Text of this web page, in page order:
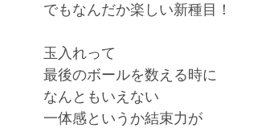
でもなんだか楽しい新種目！
玉入れって
最後のボールを数える時に
なんともいえない
一体感というか結束力が